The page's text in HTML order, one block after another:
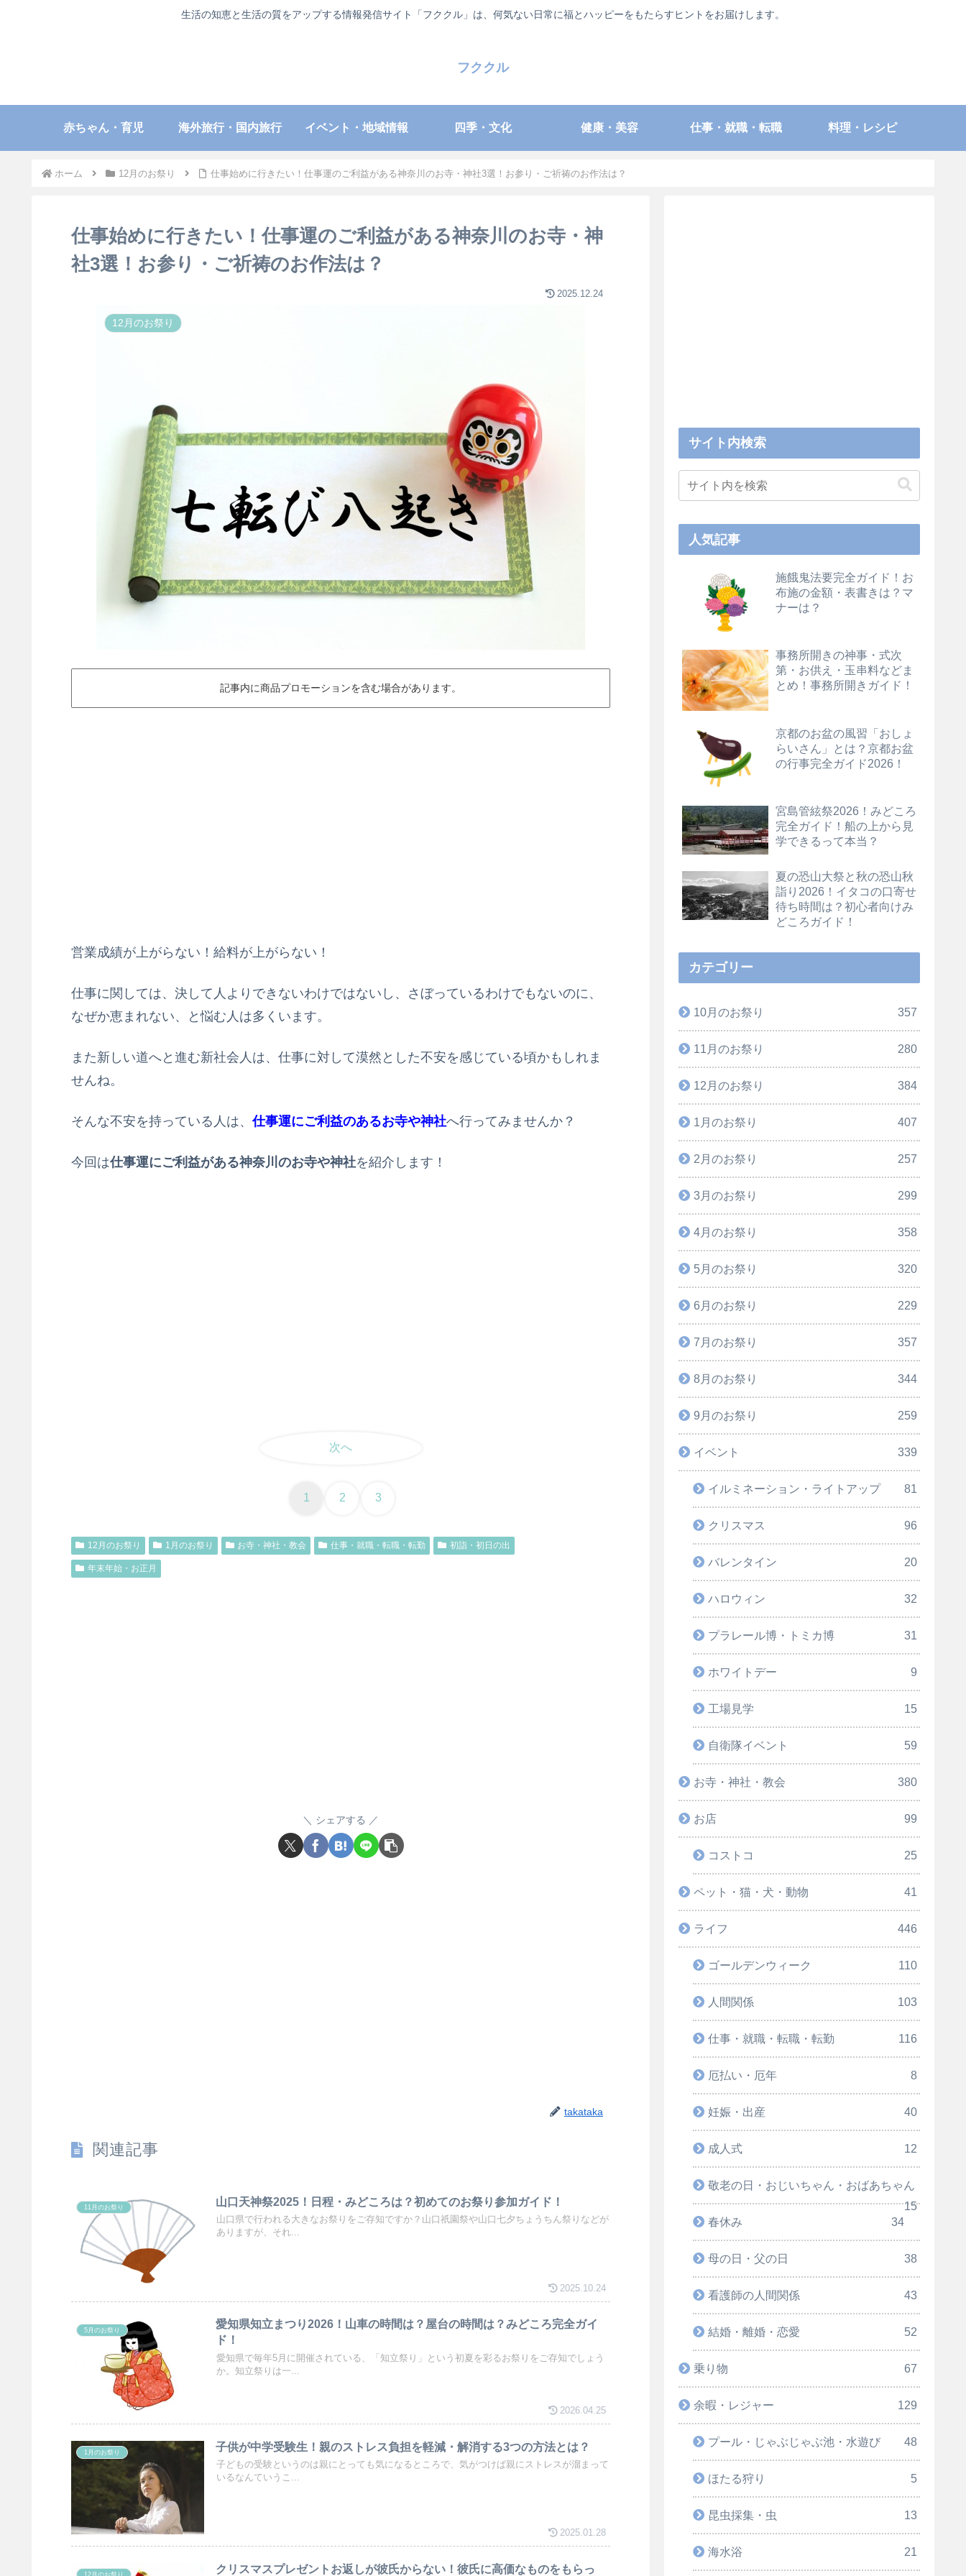
生活の知恵と生活の質をアップする情報発信サイト「フククル」は、何気ない日常に福とハッピーをもたらすヒントをお届けします。
フククル
赤ちゃん・育児 海外旅行・国内旅行 イベント・地域情報 四季・文化 健康・美容 仕事・就職・転職 料理・レシピ
ホーム 12月のお祭り 仕事始めに行きたい！仕事運のご利益がある神奈川のお寺・神社3選！お参り・ご祈祷のお作法は？
仕事始めに行きたい！仕事運のご利益がある神奈川のお寺・神
社3選！お参り・ご祈祷のお作法は？
2025.12.24
12月のお祭り
記事内に商品プロモーションを含む場合があります。
営業成績が上がらない！給料が上がらない！
仕事に関しては、決して人よりできないわけではないし、さぼっているわけでもないのに、
なぜか恵まれない、と悩む人は多くいます。
また新しい道へと進む新社会人は、仕事に対して漠然とした不安を感じている頃かもしれま
せんね。
そんな不安を持っている人は、仕事運にご利益のあるお寺や神社へ行ってみませんか？
今回は仕事運にご利益がある神奈川のお寺や神社を紹介します！
次へ
1 2 3
12月のお祭り 1月のお祭り お寺・神社・教会 仕事・就職・転職・転勤 初詣・初日の出
年末年始・お正月
シェアする
takataka
関連記事
11月のお祭り 山口天神祭2025！日程・みどころは？初めてのお祭り参加ガイド！
山口県で行われる大きなお祭りをご存知ですか？山口祇園祭や山口七夕ちょうちん祭りなどが
ありますが、それ...
2025.10.24
5月のお祭り
愛知県知立まつり2026！山車の時間は？屋台の時間は？みどころ完全ガイ
ド！
愛知県で毎年5月に開催されている、「知立祭り」という初夏を彩るお祭りをご存知でしょう
か。知立祭りは一...
2026.04.25
1月のお祭り 子供が中学受験生！親のストレス負担を軽減・解消する3つの方法とは？
子どもの受験というのは親にとっても気になるところで、気がつけば親にストレスが溜まって
いるなんていうこ...
2025.01.28
クリスマスプレゼントお返しが彼氏からない！彼氏に高価なものをもらっ
サイト内検索
人気記事
施餓鬼法要完全ガイド！お
布施の金額・表書きは？マ
ナーは？
事務所開きの神事・式次
第・お供え・玉串料などま
とめ！事務所開きガイド！
京都のお盆の風習「おしょ
らいさん」とは？京都お盆
の行事完全ガイド2026！
宮島管絃祭2026！みどころ
完全ガイド！船の上から見
学できるって本当？
夏の恐山大祭と秋の恐山秋
詣り2026！イタコの口寄せ
待ち時間は？初心者向けみ
どころガイド！
カテゴリー
10月のお祭り 357
11月のお祭り 280
12月のお祭り 384
1月のお祭り 407
2月のお祭り 257
3月のお祭り 299
4月のお祭り 358
5月のお祭り 320
6月のお祭り 229
7月のお祭り 357
8月のお祭り 344
9月のお祭り 259
イベント 339
イルミネーション・ライトアップ 81
クリスマス 96
バレンタイン 20
ハロウィン 32
プラレール博・トミカ博 31
ホワイトデー 9
工場見学 15
自衛隊イベント 59
お寺・神社・教会 380
お店 99
コストコ 25
ペット・猫・犬・動物 41
ライフ 446
ゴールデンウィーク 110
人間関係 103
仕事・就職・転職・転勤 116
厄払い・厄年 8
妊娠・出産 40
成人式 12
敬老の日・おじいちゃん・おばあちゃん
15
春休み
34
母の日・父の日 38
看護師の人間関係 43
結婚・離婚・恋愛 52
乗り物 67
余暇・レジャー 129
プール・じゃぶじゃぶ池・水遊び 48
ほたる狩り 5
昆虫採集・虫 13
海水浴 21